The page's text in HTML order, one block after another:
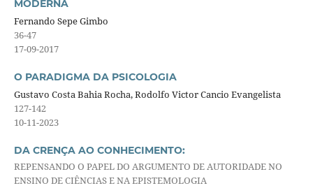
MODERNA
Fernando Sepe Gimbo
36-47
17-09-2017
O PARADIGMA DA PSICOLOGIA
Gustavo Costa Bahia Rocha, Rodolfo Victor Cancio Evangelista
127-142
10-11-2023
DA CRENÇA AO CONHECIMENTO:
REPENSANDO O PAPEL DO ARGUMENTO DE AUTORIDADE NO
ENSINO DE CIÊNCIAS E NA EPISTEMOLOGIA